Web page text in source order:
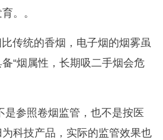
。。
传统的香烟，电子烟的烟雾虽
“烟属性，长期吸二手烟会危
是参照卷烟监管，也不是按医
科技产品，实际的监管效果也